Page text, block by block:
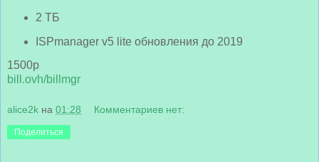
2 ТБ
ISPmanager v5 lite обновления до 2019
1500р
bill.ovh/billmgr
alice2k на 01:28 Комментариев нет:
Поделиться